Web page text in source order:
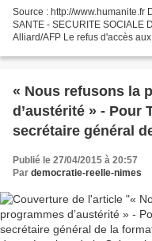
Source : http://www.humanite.fr
SANTE - SECURITE SOCIALE
Alliard/AFP Le refus d'accès
« Nous refusons la
d’austérité » - Pour
secrétaire général
Grèce s’explique
rigueur
Publié le 27/04/2015 à 20:57
Par democratie-reelle-nimes